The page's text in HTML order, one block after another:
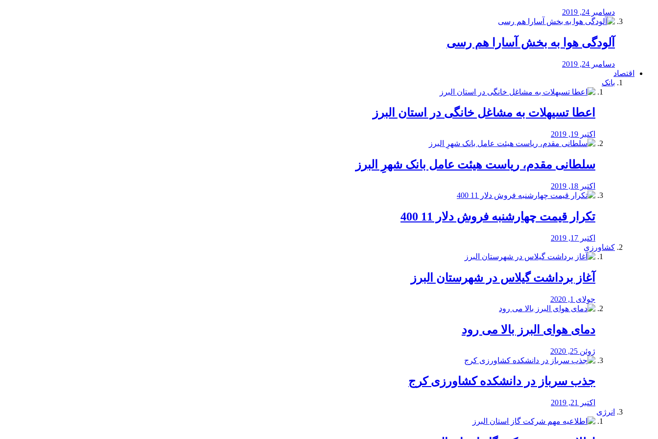
دسامبر 24, 2019
آلودگی هوا به بخش آسارا هم رسی
دسامبر 24, 2019
اقتصاد
بانک
️اعطا تسیهلات به مشاغل خانگی در استان البرز
اکتبر 19, 2019
سلطانی مقدم، ریاست هیئت عامل بانک شهرِ البرز
اکتبر 18, 2019
تکرار قیمت چهارشنبه فروش دلار 11 400
اکتبر 17, 2019
کشاورزی
آغاز برداشت گیلاس در شهرستان البرز
جولای 1, 2020
دمای هوای البرز بالا می رود
ژوئن 25, 2020
جذب سرباز در دانشکده کشاورزی کرج
اکتبر 21, 2019
انرژی